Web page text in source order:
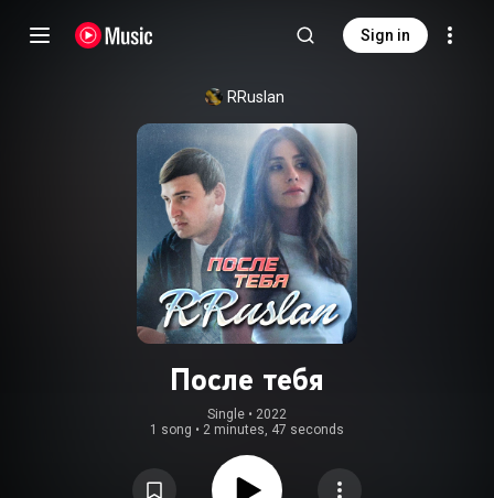
Sign in
RRuslan
После тебя
Single • 2022
1 song • 2 minutes, 47 seconds